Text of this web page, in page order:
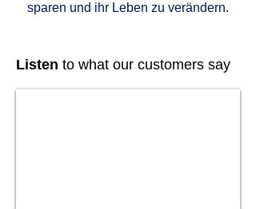
sparen und ihr Leben zu verändern.
Listen to what our customers say